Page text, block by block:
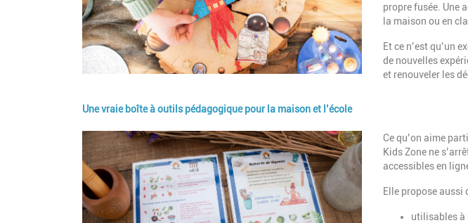
propre fusée. Une
la maison ou en
Et ce n’est qu’un
de nouvelles
et renouveler les
Une vraie boîte à outils pédagogique pour la maison et l’école
Image Description
Ce qu’on aime
Kids Zone ne
accessibles en
Elle propose aussi
utilisables à